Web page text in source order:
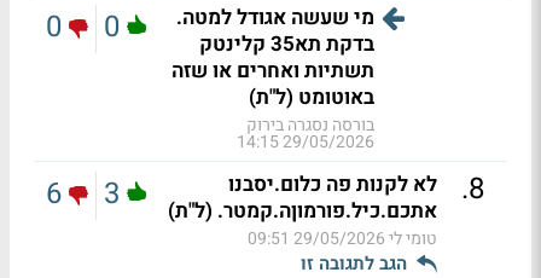
מי שעשה אגודל למטה.
בדקת תא35 קלינטק
תשתיות ואחרים או שזה
באוטומט (ל"ת)
בורסה נסגרה בירוק
29/05/2026 14:15
0
0
8
.
לא לקנות פה כלום.יסבנו
אתכם.כיל.פורמוןה.קמטר. (ל"ת)
טומי לי29/05/2026 09:51
הגב לתגובה זו
3
6